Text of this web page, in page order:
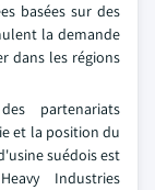
basées sur des
la demande
dans les régions
partenariats
et la position du
suédois est
Industries